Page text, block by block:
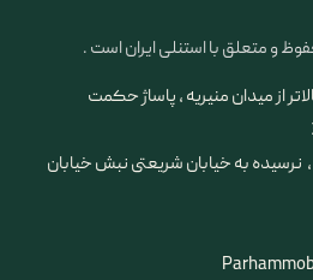
و متعلق با استنلی ایران است .
از میدان منیریه ، پاساژ حکمت
، نرسیده به خیابان شریعتی نبش خیابان